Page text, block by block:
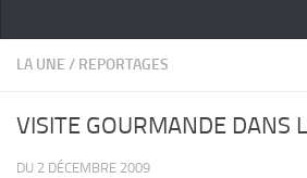
ACTUALITÉ
LA UNE / REPORTAGES
VISITE GOURMANDE DANS
DU 2 DÉCEMBRE 2009